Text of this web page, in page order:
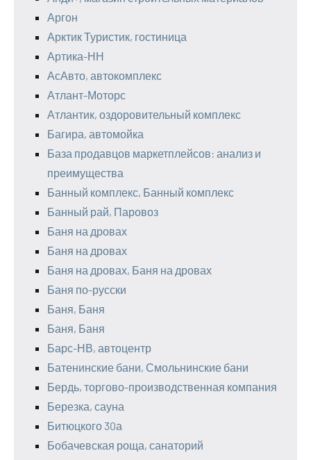
Аргон
Арктик Туристик, гостиница
Артика-НН
АсАвто, автокомплекс
Атлант-Моторс
Атлантик, оздоровительный комплекс
Багира, автомойка
База продавцов маркетплейсов: анализ и
преимущества
Банный комплекс, Банный комплекс
Банный рай, Паровоз
Баня на дровах
Баня на дровах
Баня на дровах, Баня на дровах
Баня по-русски
Баня, Баня
Баня, Баня
Барс-НВ, автоцентр
Батенинские бани, Смольнинские бани
Бердь, торгово-производственная компания
Березка, сауна
Битюцкого 30а
Бобачевская роща, санаторий